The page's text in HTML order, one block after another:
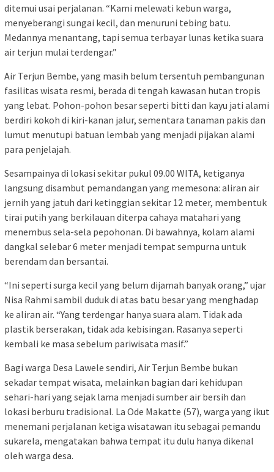
ditemui usai perjalanan. “Kami melewati kebun warga,
menyeberangi sungai kecil, dan menuruni tebing batu.
Medannya menantang, tapi semua terbayar lunas ketika suara
air terjun mulai terdengar.”
Air Terjun Bembe, yang masih belum tersentuh pembangunan
fasilitas wisata resmi, berada di tengah kawasan hutan tropis
yang lebat. Pohon-pohon besar seperti bitti dan kayu jati alami
berdiri kokoh di kiri-kanan jalur, sementara tanaman pakis dan
lumut menutupi batuan lembab yang menjadi pijakan alami
para penjelajah.
Sesampainya di lokasi sekitar pukul 09.00 WITA, ketiganya
langsung disambut pemandangan yang memesona: aliran air
jernih yang jatuh dari ketinggian sekitar 12 meter, membentuk
tirai putih yang berkilauan diterpa cahaya matahari yang
menembus sela-sela pepohonan. Di bawahnya, kolam alami
dangkal selebar 6 meter menjadi tempat sempurna untuk
berendam dan bersantai.
“Ini seperti surga kecil yang belum dijamah banyak orang,” ujar
Nisa Rahmi sambil duduk di atas batu besar yang menghadap
ke aliran air. “Yang terdengar hanya suara alam. Tidak ada
plastik berserakan, tidak ada kebisingan. Rasanya seperti
kembali ke masa sebelum pariwisata masif.”
Bagi warga Desa Lawele sendiri, Air Terjun Bembe bukan
sekadar tempat wisata, melainkan bagian dari kehidupan
sehari-hari yang sejak lama menjadi sumber air bersih dan
lokasi berburu tradisional. La Ode Makatte (57), warga yang ikut
menemani perjalanan ketiga wisatawan itu sebagai pemandu
sukarela, mengatakan bahwa tempat itu dulu hanya dikenal
oleh warga desa.